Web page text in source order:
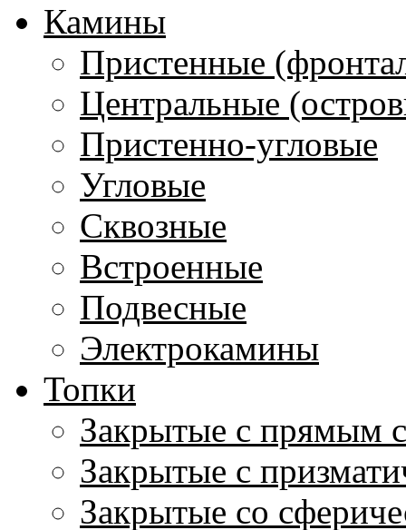
Камины
Пристенные
Центральные
Пристенно-угловые
Угловые
Сквозные
Встроенные
Подвесные
Электрокамины
Топки
Закрытые с прямым
Закрытые с
Закрытые со